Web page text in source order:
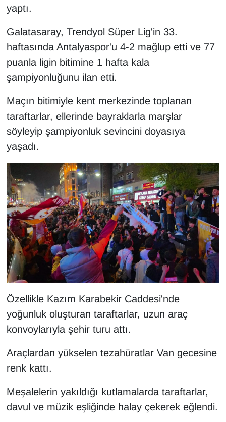
yaptı.
Galatasaray, Trendyol Süper Lig'in 33.
haftasında Antalyaspor'u 4-2 mağlup etti ve 77
puanla ligin bitimine 1 hafta kala
şampiyonluğunu ilan etti.
Maçın bitimiyle kent merkezinde toplanan
taraftarlar, ellerinde bayraklarla marşlar
söyleyip şampiyonluk sevincini doyasıya
yaşadı.
Özellikle Kazım Karabekir Caddesi'nde
yoğunluk oluşturan taraftarlar, uzun araç
konvoylarıyla şehir turu attı.
Araçlardan yükselen tezahüratlar Van gecesine
renk kattı.
Meşalelerin yakıldığı kutlamalarda taraftarlar,
davul ve müzik eşliğinde halay çekerek eğlendi.
Kadın
Kamu Alımları
Kültür & Sanat
KURDÎ
MAGAZİN
MEDYA
ONE EKONOMİ
POLİTİKA
Resmi İlanlar
RÖPORTAJ
SAĞLIK
Seri İlan
SİYASET